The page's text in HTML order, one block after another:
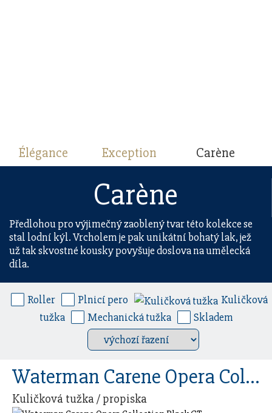
Élégance Exception Carène
Carène
Předlohou pro výjimečný zaoblený tvar této kolekce se
stal lodní kýl. Vrcholem je pak unikátní bohatý lak, jež
už tak skvostné kousky povyšuje doslova na umělecká
díla.
Roller Plnicí pero
Kuličková
tužka
Mechanická tužka Skladem
Waterman Carene Opera Collection Black GT
Kuličková tužka / propiska